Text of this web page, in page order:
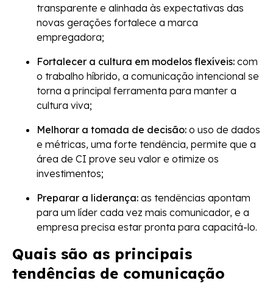
transparente e alinhada às expectativas das
novas gerações fortalece a marca
empregadora;
Fortalecer a cultura em modelos flexíveis: com
o trabalho híbrido, a comunicação intencional se
torna a principal ferramenta para manter a
cultura viva;
Melhorar a tomada de decisão: o uso de dados
e métricas, uma forte tendência, permite que a
área de CI prove seu valor e otimize os
investimentos;
Preparar a liderança: as tendências apontam
para um líder cada vez mais comunicador, e a
empresa precisa estar pronta para capacitá-lo.
Quais são as principais
tendências de comunicação